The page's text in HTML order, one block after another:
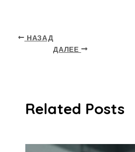
НАЗАД
ДАЛЕЕ
Related Posts